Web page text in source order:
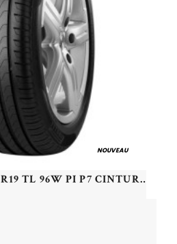
NOUVEAU
PIRELLI - 235/40 WR19 TL 96W PI P7 CINTURATO SI XL - 2354019 - CAB